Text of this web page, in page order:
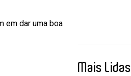
em dar uma boa
Mais Lidas